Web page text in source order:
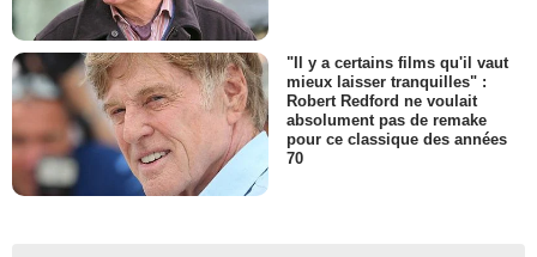
"Il y a certains films qu'il vaut
mieux laisser tranquilles" :
Robert Redford ne voulait
absolument pas de remake
pour ce classique des années
70